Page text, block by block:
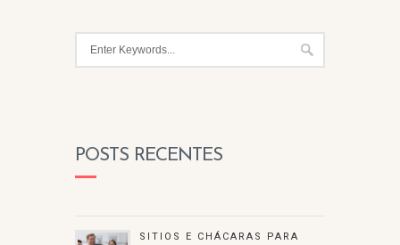
POSTS RECENTES
SITIOS E CHÁCARAS PARA